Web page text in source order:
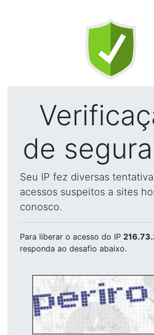
de
Seu IP fez diversas
acessos suspeitos a sites
conosco.
Para liberar o acesso do IP
responda ao desafio abaixo.